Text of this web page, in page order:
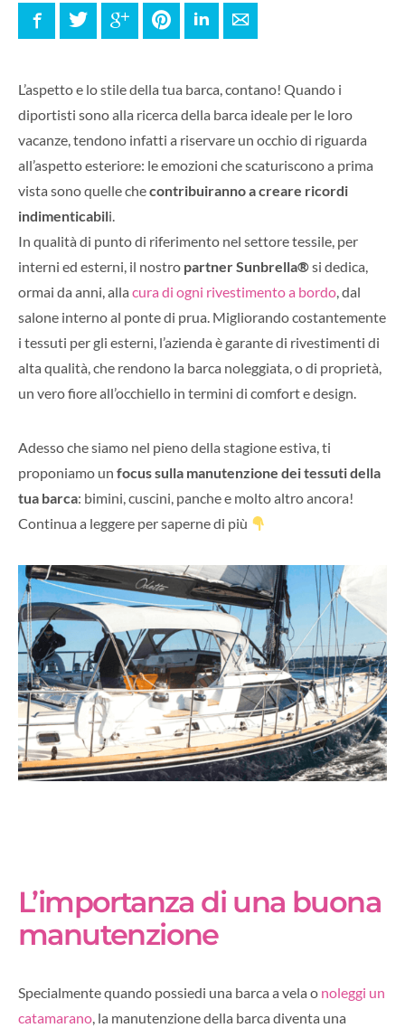
FacebookTwitter Google+ PinterestLinkedInE-mail
L’aspetto e lo stile della tua barca, contano! Quando i
diportisti sono alla ricerca della barca ideale per le loro
vacanze, tendono infatti a riservare un occhio di riguarda
all’aspetto esteriore: le emozioni che scaturiscono a prima
vista sono quelle checontribuiranno a creare ricordi
indimenticabili.
In qualità di punto di riferimento nel settore tessile, per
interni ed esterni, il nostro partner Sunbrella®si dedica,
ormai da anni, alla cura di ogni rivestimento a bordo, dal
salone interno al ponte di prua. Migliorando costantemente
i tessuti per gli esterni, l’azienda è garante di rivestimenti di
alta qualità, che rendono la barca noleggiata, o di proprietà,
un vero fiore all’occhiello in termini di comfort e design.
Adesso che siamo nel pieno della stagione estiva, ti
proponiamo un focus sulla manutenzione dei tessuti della
tua barca: bimini, cuscini, panche e molto altro ancora!
Continua a leggere per saperne di più
L’importanza di una buona
manutenzione
Specialmente quando possiedi una barca a vela o noleggi un
catamarano, la manutenzione della barca diventa una